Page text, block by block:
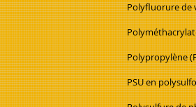
Polyfluorure de
Polypropylène
PSU en